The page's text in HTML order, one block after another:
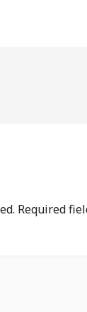
Required